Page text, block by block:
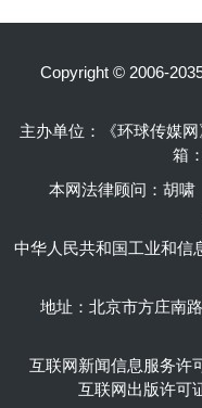
Copyright © 2006-
主办单位：《环球传媒
箱
本网法律顾问：胡啸
中华人民共和国工业和信
地址：北京市方庄南
互联网新闻信息服务许
互联网出版许可